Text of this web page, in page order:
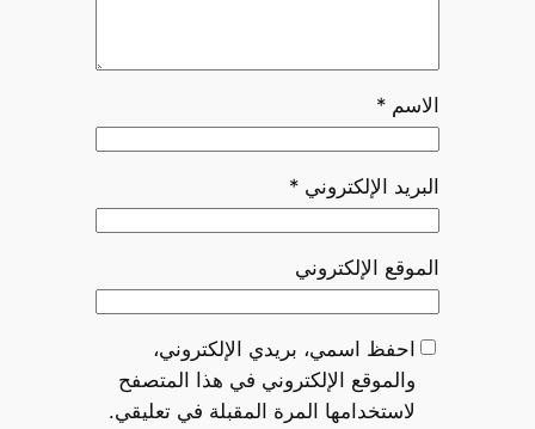
الاسم *
البريد الإلكتروني *
الموقع الإلكتروني
احفظ اسمي، بريدي الإلكتروني،
والموقع الإلكتروني في هذا المتصفح
لاستخدامها المرة المقبلة في تعليقي.